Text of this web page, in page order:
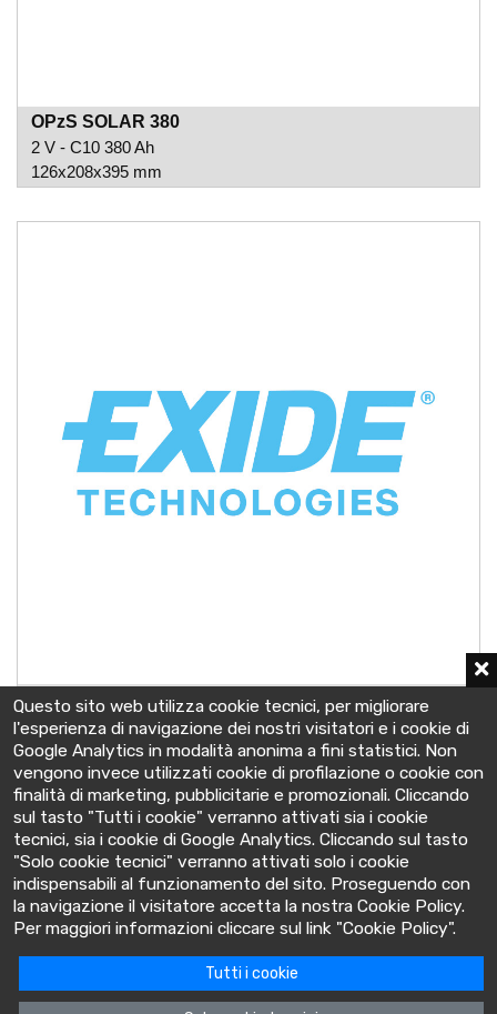
OPzS SOLAR 380
2 V - C10 380 Ah
126x208x395 mm
OPzS SOLAR 305
2 V - C10 305 Ah
105x208x395 mm
BatteryClinic
Via Cooperativa lime, 14 - 10095 - Grugliasco (TO) Italia
P.IVA: 10618480015
Questo sito web utilizza cookie tecnici, per migliorare
l'esperienza di navigazione dei nostri visitatori e i cookie di
Google Analytics in modalità anonima a fini statistici. Non
vengono invece utilizzati cookie di profilazione o cookie con
finalità di marketing, pubblicitarie e promozionali. Cliccando
sul tasto "Tutti i cookie" verranno attivati sia i cookie
tecnici, sia i cookie di Google Analytics. Cliccando sul tasto
"Solo cookie tecnici" verranno attivati solo i cookie
indispensabili al funzionamento del sito. Proseguendo con
la navigazione il visitatore accetta la nostra Cookie Policy.
Per maggiori informazioni cliccare sul link "Cookie Policy".
Tutti i cookie